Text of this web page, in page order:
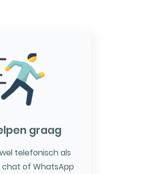
graag
telefonisch als
chat of WhatsApp